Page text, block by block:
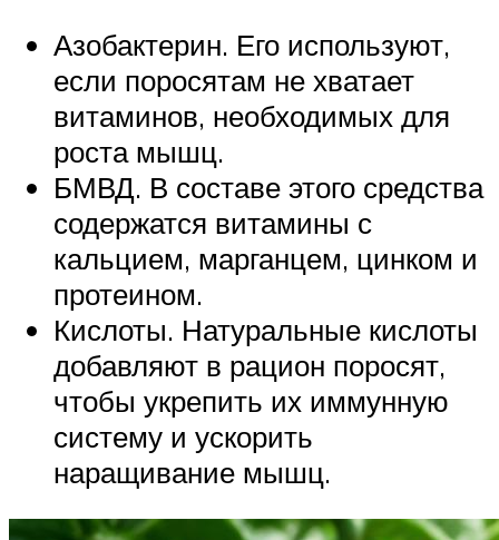
Азобактерин. Его используют,
если поросятам не хватает
витаминов, необходимых для
роста мышц.
БМВД. В составе этого средства
содержатся витамины с
кальцием, марганцем, цинком и
протеином.
Кислоты. Натуральные кислоты
добавляют в рацион поросят,
чтобы укрепить их иммунную
систему и ускорить
наращивание мышц.